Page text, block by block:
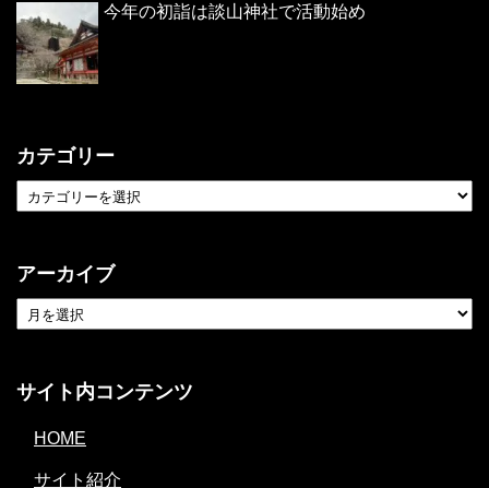
今年の初詣は談山神社で活動始め
カテゴリー
アーカイブ
サイト内コンテンツ
HOME
サイト紹介